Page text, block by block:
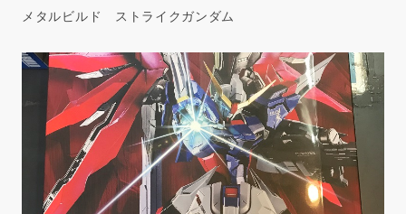
メタルビルド ストライクガンダム